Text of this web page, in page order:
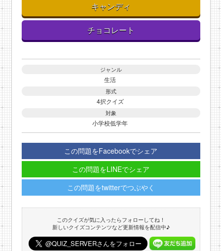
キャンディ
チョコレート
ジャンル
生活
形式
4択クイズ
対象
小学校低学年
この問題をFacebookでシェア
この問題をLINEでシェア
この問題をtwitterでつぶやく
このクイズが気に入ったらフォローしてね！
新しいクイズコンテンツなど更新情報を配信中♪